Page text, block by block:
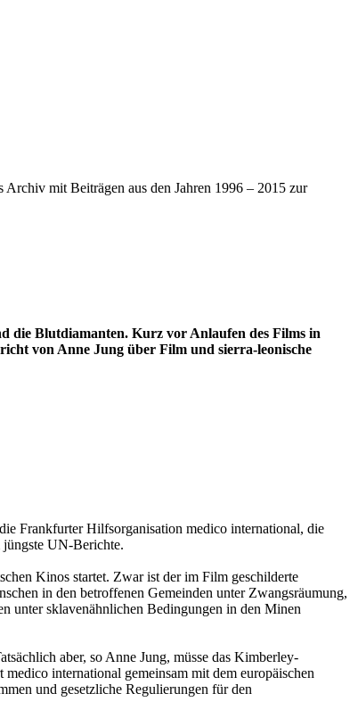
mit Beiträgen aus den Jahren 1996 – 2015 zur
Blutdiamanten. Kurz vor Anlaufen des Films in
von Anne Jung über Film und sierra-leonische
Frankfurter Hilfsorganisation medico international, die
jüngste UN-Berichte.
Kinos startet. Zwar ist der im Film geschilderte
in den betroffenen Gemeinden unter Zwangsräumung,
unter sklavenähnlichen Bedingungen in den Minen
aber, so Anne Jung, müsse das Kimberley-
international gemeinsam mit dem europäischen
und gesetzliche Regulierungen für den